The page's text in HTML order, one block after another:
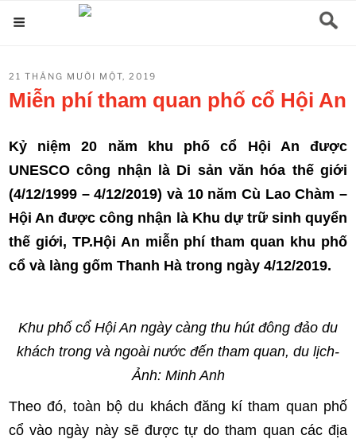
nội
dung
ĐĂNG
TRONG
21 THÁNG MƯỜI MỘT, 2019
Miễn phí tham quan phố cổ Hội An
Kỷ niệm 20 năm khu phố cổ Hội An được
UNESCO công nhận là Di sản văn hóa thế giới
(4/12/1999 – 4/12/2019) và 10 năm Cù Lao Chàm –
Hội An được công nhận là Khu dự trữ sinh quyển
thế giới, TP.Hội An miễn phí tham quan khu phố
cổ và làng gốm Thanh Hà trong ngày 4/12/2019.
Khu phố cổ Hội An ngày càng thu hút đông đảo du
khách trong và ngoài nước đến tham quan, du lịch-
Ảnh: Minh Anh
Theo đó, toàn bộ du khách đăng kí tham quan phố
cổ vào ngày này sẽ được tự do tham quan các địa